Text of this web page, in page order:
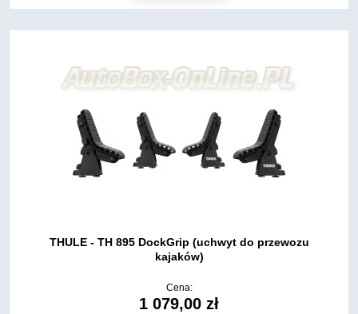
THULE - TH 895 DockGrip (uchwyt do przewozu
kajaków)
Cena:
1 079,00 zł